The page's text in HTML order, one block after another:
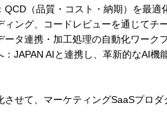
QCD（品質・コスト・納期）を最
ィング、コードレビューを通じてチ
ータ連携・加工処理の自動化ワーク
：JAPAN AIと連携し、革新的なAI機
させて、マーケティングSaaSプロ